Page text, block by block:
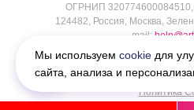
ОГРНИП 320774600084510,
124482, Россия, Москва,
mail:
Пользовательское
Политика
Согласие на обработку
Политика
Мы используем cookie для
сайта, анализа и